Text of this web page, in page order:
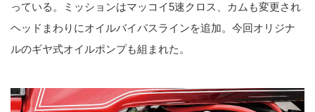
っている。ミッションはマッコイ5速クロス、カムも変更され
ヘッドまわりにオイルバイパスラインを追加。今回オリジナ
ルのギヤ式オイルポンプも組まれた。